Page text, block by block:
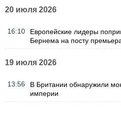
20 июля 2026
16:10
Европейские лидеры
Бернема на посту
19 июля 2026
13:56
В Британии обнаружили
империи